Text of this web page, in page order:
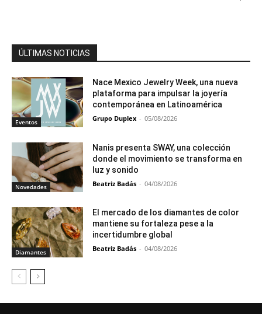
ÚLTIMAS NOTICIAS
Eventos
Nace Mexico Jewelry Week, una nueva
plataforma para impulsar la joyería
contemporánea en Latinoamérica
Grupo Duplex - 05/08/2026
Novedades
Nanis presenta SWAY, una colección
donde el movimiento se transforma en
luz y sonido
Beatriz Badás - 04/08/2026
Diamantes
El mercado de los diamantes de color
mantiene su fortaleza pese a la
incertidumbre global
Beatriz Badás - 04/08/2026